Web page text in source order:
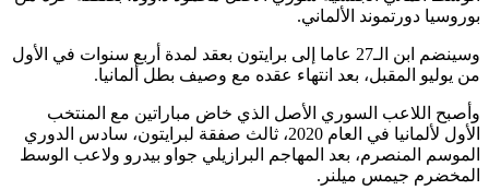
بوروسيا دورتموند الألماني.
وسينضم ابن الـ27 عاما إلى برايتون بعقد لمدة أربع سنوات في الأول
من يوليو المقبل، بعد انتهاء عقده مع وصيف بطل ألمانيا.
وأصبح اللاعب السوري الأصل الذي خاض مباراتين مع المنتخب
الأول لألمانيا في العام 2020، ثالث صفقة لبرايتون، سادس الدوري
الموسم المنصرم، بعد المهاجم البرازيلي جواو بيدرو ولاعب الوسط
المخضرم جيمس ميلنر.